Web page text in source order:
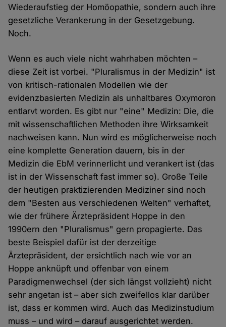
Wiederaufstieg der Homöopathie, sondern auch ihre
gesetzliche Verankerung in der Gesetzgebung.
Noch.
Wenn es auch viele nicht wahrhaben möchten –
diese Zeit ist vorbei. "Pluralismus in der Medizin" ist
von kritisch-rationalen Modellen wie der
evidenzbasierten Medizin als unhaltbares Oxymoron
entlarvt worden. Es gibt nur "eine" Medizin: Die, die
mit wissenschaftlichen Methoden ihre Wirksamkeit
nachweisen kann. Nun wird es möglicherweise noch
eine komplette Generation dauern, bis in der
Medizin die EbM verinnerlicht und verankert ist (das
ist in der Wissenschaft fast immer so). Große Teile
der heutigen praktizierenden Mediziner sind noch
dem "Besten aus verschiedenen Welten" verhaftet,
wie der frühere Ärztepräsident Hoppe in den
1990ern den "Pluralismus" gern propagierte. Das
beste Beispiel dafür ist der derzeitige
Ärztepräsident, der ersichtlich nach wie vor an
Hoppe anknüpft und offenbar von einem
Paradigmenwechsel (der sich längst vollzieht) nicht
sehr angetan ist – aber sich zweifellos klar darüber
ist, dass er kommen wird. Auch das Medizinstudium
muss – und wird – darauf ausgerichtet werden.